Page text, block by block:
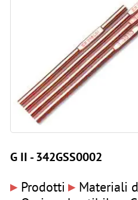
G II - 342GSS0002
▸ Prodotti ▸ Materiali